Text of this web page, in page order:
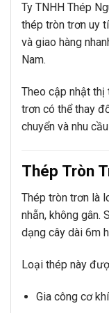
Ty TNHH Thép
thép tròn trơn uy
và giao hàng
Nam.
Theo cập nhật
trơn có thể thay
chuyển và nhu
Thép Tròn
Thép tròn trơn là
nhẵn, không gân.
dạng cây dài 6m
Loại thép này
Gia công cơ khí